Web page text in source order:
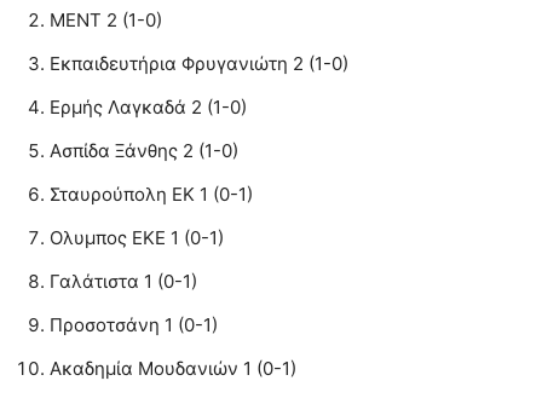
ΜΕΝΤ 2 (1-0)
Εκπαιδευτήρια Φρυγανιώτη 2 (1-0)
Ερμής Λαγκαδά 2 (1-0)
Ασπίδα Ξάνθης 2 (1-0)
Σταυρούπολη ΕΚ 1 (0-1)
Ολυμπος ΕΚΕ 1 (0-1)
Γαλάτιστα 1 (0-1)
Προσοτσάνη 1 (0-1)
Ακαδημία Μουδανιών 1 (0-1)